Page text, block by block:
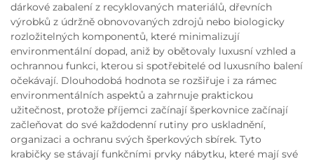
dárkové zabalení z recyklovaných materiálů, dřevních
výrobků z údržně obnovovaných zdrojů nebo biologicky
rozložitelných komponentů, které minimalizují
environmentální dopad, aniž by obětovaly luxusní vzhled a
ochrannou funkci, kterou si spotřebitelé od luxusního balení
očekávají. Dlouhodobá hodnota se rozšiřuje i za rámec
environmentálních aspektů a zahrnuje praktickou
užitečnost, protože příjemci začínají šperkovnice začínají
začleňovat do své každodenní rutiny pro uskladnění,
organizaci a ochranu svých šperkových sbírek. Tyto
krabičky se stávají funkčními prvky nábytku, které mají své